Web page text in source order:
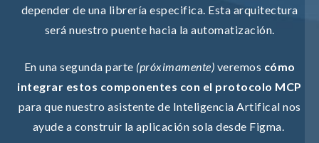
depender de una librería especifica. Esta arquitectura
será nuestro puente hacia la automatización.
En una segunda parte (próximamente) veremos cómo
integrar estos componentes con el protocolo MCP
para que nuestro asistente de Inteligencia Artifical nos
ayude a construir la aplicación sola desde Figma.
Le informamos de que puede
su navegador para bloquear o
página web no funcionen
Estadísticas